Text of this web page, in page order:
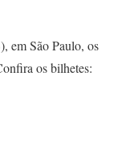
em São Paulo, os
os bilhetes: